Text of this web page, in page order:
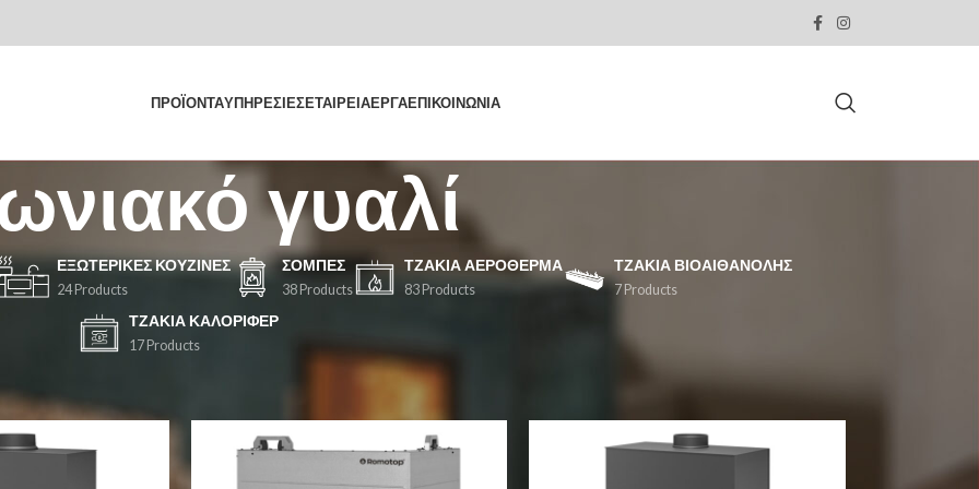
ΠΡΟΪΟΝΤΑΥΠΗΡΕΣΙΕΣΕΤΑΙΡΕΙΑΕΡΓΑΕΠΙΚΟΙΝΩΝΙΑ
γυαλί
ΕΞΩΤΕΡΙΚΈΣ ΚΟΥΖΊΝΕΣ
24 Products
ΣΌΜΠΕΣ
38 Products
ΤΖΆΚΙΑ ΑΕΡΌΘΕΡΜΑ
83 Products
ΤΖΆΚΙΑ ΒΙΟΑΙΘΑΝΌΛΗΣ
7 Products
ΤΖΆΚΙΑ ΚΑΛΟΡΙΦΈΡ
17 Products